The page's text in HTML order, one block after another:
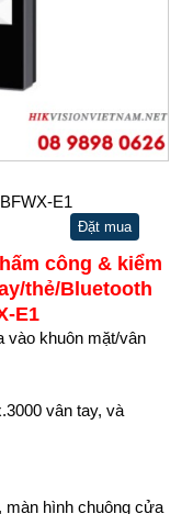
E1
Đặt mua
công & kiểm
thẻ/Bluetooth
E1
vào khuôn mặt/vân
vân tay, và
hình chuông cửa